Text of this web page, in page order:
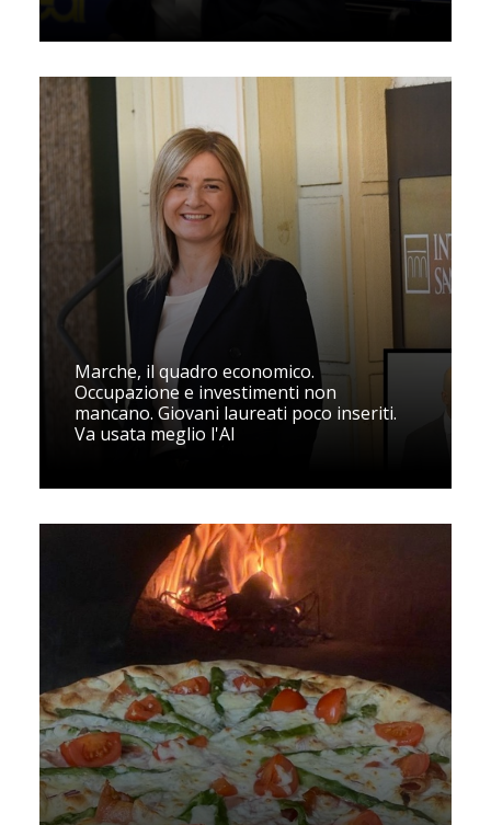
Marche, il quadro economico.
Occupazione e investimenti non
mancano. Giovani laureati poco inseriti.
Va usata meglio l'AI